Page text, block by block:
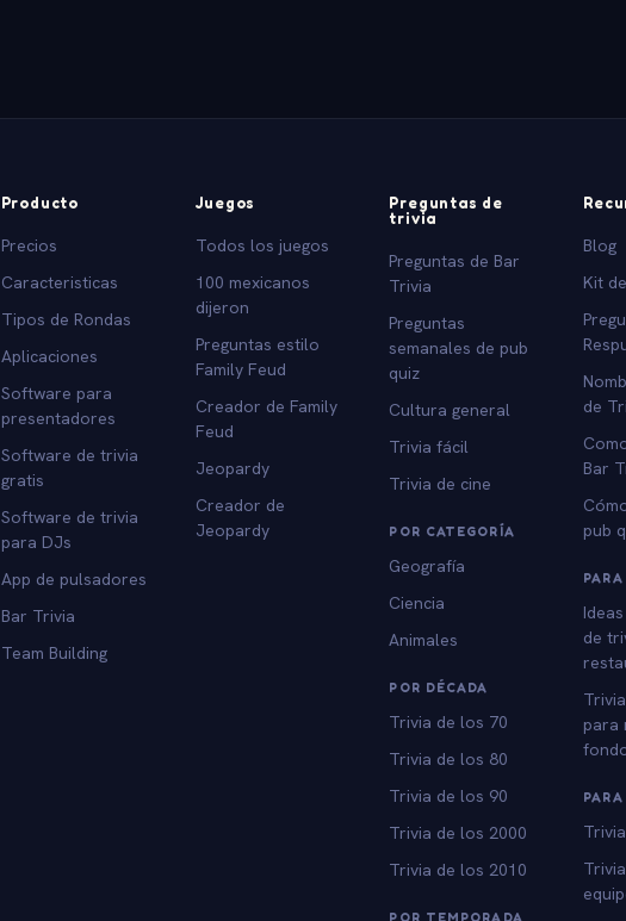
Producto
Precios
Caracteristicas
Tipos de Rondas
Aplicaciones
Software para
presentadores
Software de trivia
gratis
Software de trivia
para DJs
App de pulsadores
Bar Trivia
Team Building
Juegos
Todos los juegos
100 mexicanos
dijeron
Preguntas estilo
Family Feud
Creador de Family
Feud
Jeopardy
Creador de
Jeopardy
Preguntas de
trivia
Preguntas de Bar
Trivia
Preguntas
semanales de pub
quiz
Cultura general
Trivia fácil
Trivia de cine
POR CATEGORÍA
Geografía
Ciencia
Animales
POR DÉCADA
Trivia de los 70
Trivia de los 80
Trivia de los 90
Trivia de los 2000
Trivia de los 2010
POR TEMPORADA
Blog
Kit
de
Bar
pub
de
para